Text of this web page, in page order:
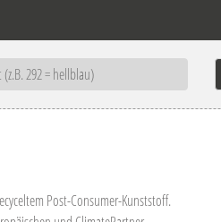
Post-Consumer-Kunststoff.